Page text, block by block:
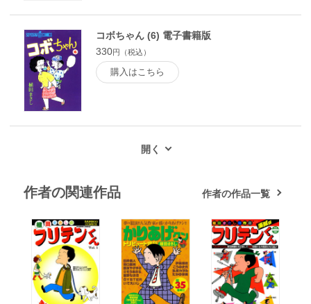
コボちゃん (6) 電子書籍版
330円（税込）
購入はこちら
作者の関連作品 作者の作品一覧